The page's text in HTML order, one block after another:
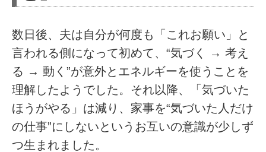
数日後、夫は自分が何度も「これお願い」と
言われる側になって初めて、“気づく → 考え
る → 動く”が意外とエネルギーを使うことを
理解したようでした。それ以降、「気づいた
ほうがやる」は減り、家事を“気づいた人だけ
の仕事”にしないというお互いの意識が少しず
つ生まれました。